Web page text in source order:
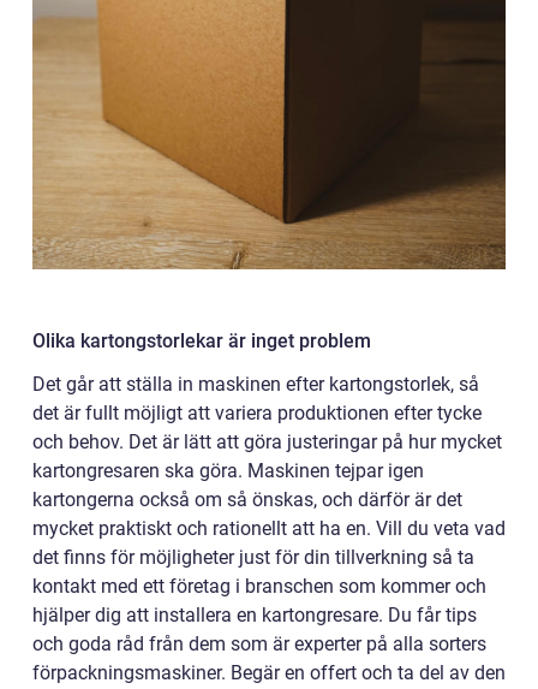
Olika kartongstorlekar är inget problem
Det går att ställa in maskinen efter kartongstorlek, så
det är fullt möjligt att variera produktionen efter tycke
och behov. Det är lätt att göra justeringar på hur mycket
kartongresaren ska göra. Maskinen tejpar igen
kartongerna också om så önskas, och därför är det
mycket praktiskt och rationellt att ha en. Vill du veta vad
det finns för möjligheter just för din tillverkning så ta
kontakt med ett företag i branschen som kommer och
hjälper dig att installera en kartongresare. Du får tips
och goda råd från dem som är experter på alla sorters
förpackningsmaskiner. Begär en offert och ta del av den